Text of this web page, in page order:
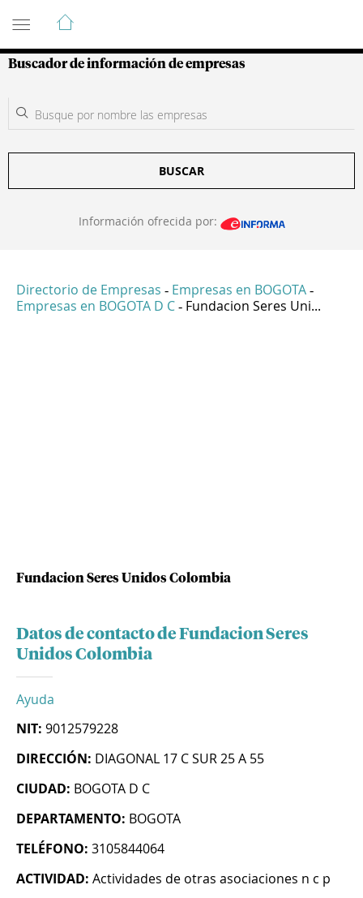
Guía de Empresas Colombianas
Buscador de información de empresas
BUSCAR
Información ofrecida por:
Directorio de Empresas - Empresas en BOGOTA -
Empresas en BOGOTA D C - Fundacion Seres Uni...
Fundacion Seres Unidos Colombia
Datos de contacto de Fundacion Seres
Unidos Colombia
Ayuda
NIT: 9012579228
DIRECCIÓN: DIAGONAL 17 C SUR 25 A 55
CIUDAD: BOGOTA D C
DEPARTAMENTO: BOGOTA
TELÉFONO: 3105844064
ACTIVIDAD: Actividades de otras asociaciones n c p